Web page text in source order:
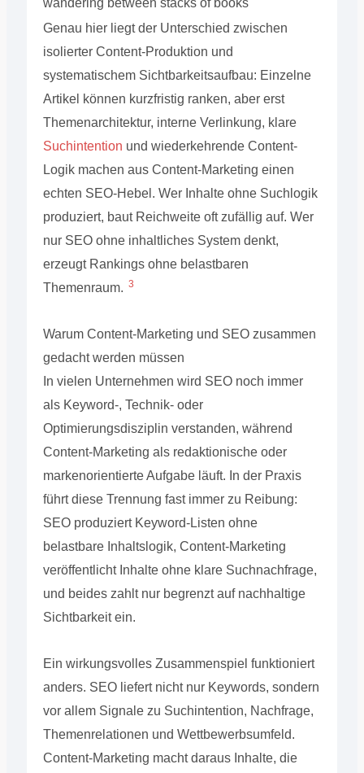
Genau hier liegt der Unterschied zwischen
isolierter Content-Produktion und
systematischem Sichtbarkeitsaufbau: Einzelne
Artikel können kurzfristig ranken, aber erst
Themenarchitektur, interne Verlinkung, klare
Suchintention und wiederkehrende Content-
Logik machen aus Content-Marketing einen
echten SEO-Hebel. Wer Inhalte ohne Suchlogik
produziert, baut Reichweite oft zufällig auf. Wer
nur SEO ohne inhaltliches System denkt,
erzeugt Rankings ohne belastbaren
Themenraum. 3
Warum Content-Marketing und SEO zusammen
gedacht werden müssen
In vielen Unternehmen wird SEO noch immer
als Keyword-, Technik- oder
Optimierungsdisziplin verstanden, während
Content-Marketing als redaktionische oder
markenorientierte Aufgabe läuft. In der Praxis
führt diese Trennung fast immer zu Reibung:
SEO produziert Keyword-Listen ohne
belastbare Inhaltslogik, Content-Marketing
veröffentlicht Inhalte ohne klare Suchnachfrage,
und beides zahlt nur begrenzt auf nachhaltige
Sichtbarkeit ein.
Ein wirkungsvolles Zusammenspiel funktioniert
anders. SEO liefert nicht nur Keywords, sondern
vor allem Signale zu Suchintention, Nachfrage,
Themenrelationen und Wettbewerbsumfeld.
Content-Marketing macht daraus Inhalte, die